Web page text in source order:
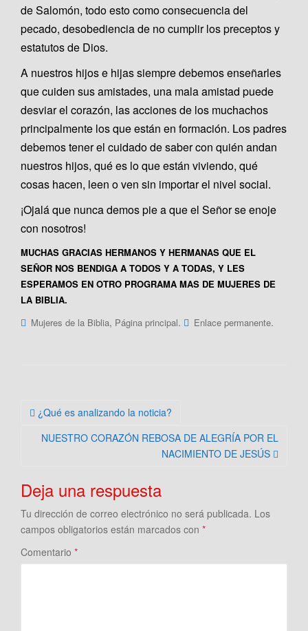
de Salomón, todo esto como consecuencia del
pecado, desobediencia de no cumplir los preceptos y
estatutos de Dios.
A nuestros hijos e hijas siempre debemos enseñarles
que cuiden sus amistades, una mala amistad puede
desviar el corazón, las acciones de los muchachos
principalmente los que están en formación. Los padres
debemos tener el cuidado de saber con quién andan
nuestros hijos, qué es lo que están viviendo, qué
cosas hacen, leen o ven sin importar el nivel social.
¡Ojalá que nunca demos pie a que el Señor se enoje
con nosotros!
MUCHAS GRACIAS HERMANOS Y HERMANAS QUE EL
SEÑOR NOS BENDIGA A TODOS Y A TODAS, Y LES
ESPERAMOS EN OTRO PROGRAMA MAS DE MUJERES DE
LA BIBLIA.
Mujeres de la Biblia, Página principal. Enlace permanente.
Navegación
¿Qué es analizando la noticia?
NUESTRO CORAZÓN REBOSA DE ALEGRÍA POR EL
NACIMIENTO DE JESÚS
Deja una respuesta
Tu dirección de correo electrónico no será publicada. Los
campos obligatorios están marcados con *
Comentario *